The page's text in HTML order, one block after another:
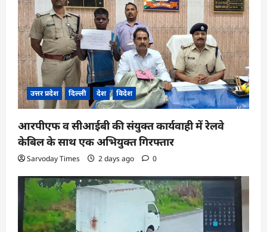
उत्तर प्रदेश दिल्ली देश विदेश
आरपीएफ व सीआईबी की संयुक्त कार्यवाही में रेलवे
केबिल के साथ एक अभियुक्त गिरफ्तार
Sarvoday Times 2 days ago 0